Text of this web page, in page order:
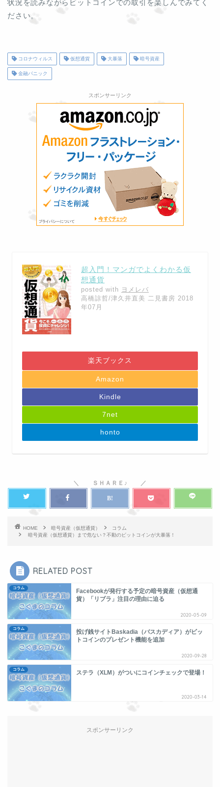
状況を読みながらビットコインでの取引を楽しんでみてく
ださい。
コロナウィルス 仮想通貨 大暴落 暗号資産
金融パニック
スポンサーリンク
超入門！マンガでよくわかる仮
想通貨
posted with ヨメレバ
高橋諒哲/津久井直美 二見書房 2018
年07月
楽天ブックス
Amazon
Kindle
7net
honto
HOME 暗号資産（仮想通貨）
コラム
暗号資産（仮想通貨）まで危ない？不動のビットコインが大暴落！
RELATED POST
コラム
Facebookが発行する予定の暗号資産（仮想通
貨）「リブラ」注目の理由に迫る
2020-05-09
コラム
投げ銭サイトBaskadia（バスカディア）がビッ
トコインのプレゼント機能を追加
2020-09-28
コラム ステラ（XLM）がついにコインチェックで登場！
2020-03-14
スポンサーリンク